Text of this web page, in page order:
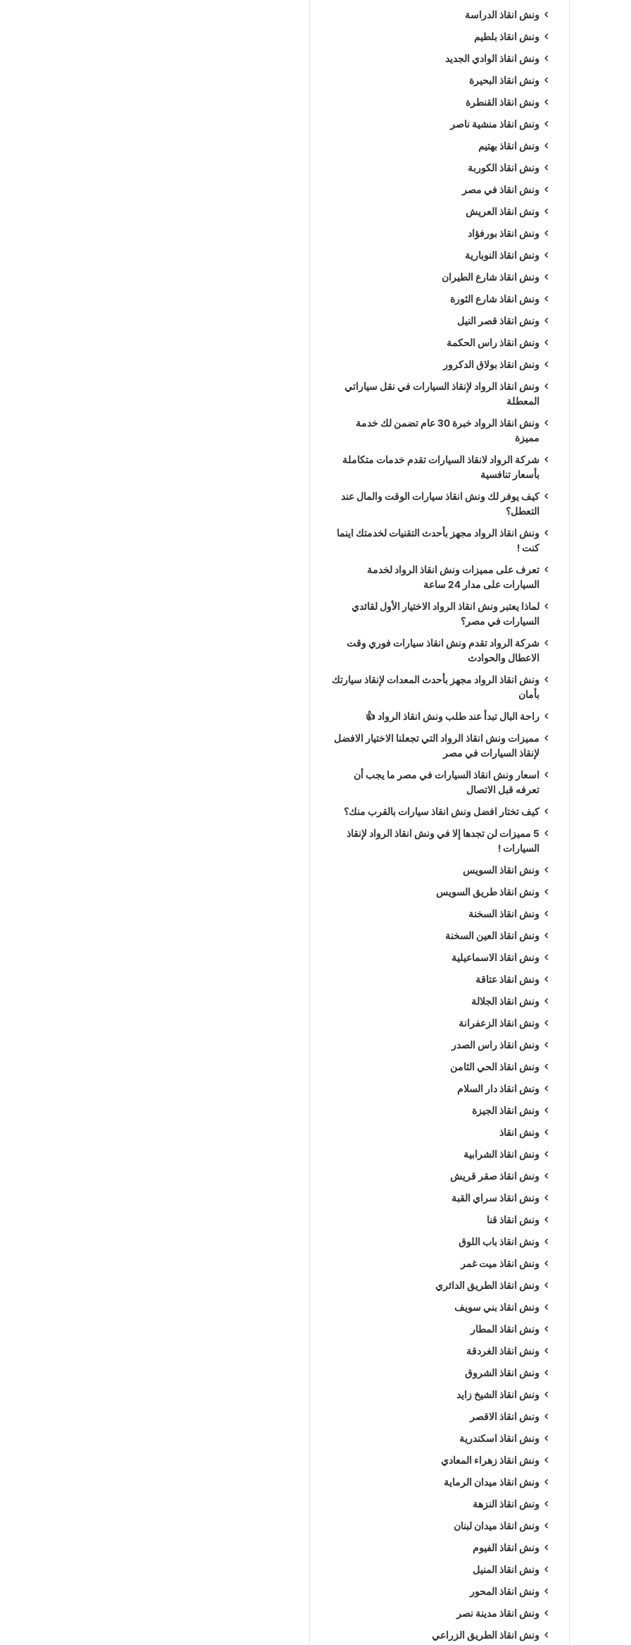
ونش انقاذ الدراسة
ونش انقاذ بلطيم
ونش انقاذ الوادي الجديد
ونش انقاذ البحيرة
ونش انقاذ القنطرة
ونش انقاذ منشية ناصر
ونش انقاذ بهتيم
ونش انقاذ الكوربة
ونش انقاذ في مصر
ونش انقاذ العريش
ونش انقاذ بورفؤاد
ونش انقاذ النوبارية
ونش انقاذ شارع الطيران
ونش انقاذ شارع الثورة
ونش انقاذ قصر النيل
ونش انقاذ راس الحكمة
ونش انقاذ بولاق الدكرور
ونش انقاذ الرواد لإنقاذ السيارات في نقل سياراتي
المعطلة
ونش انقاذ الرواد خبرة 30 عام تضمن لك خدمة
مميزة
شركة الرواد لانقاذ السيارات تقدم خدمات متكاملة
بأسعار تنافسية
كيف يوفر لك ونش انقاذ سيارات الوقت والمال عند
التعطل؟
ونش انقاذ الرواد مجهز بأحدث التقنيات لخدمتك اينما
كنت !
تعرف على مميزات ونش انقاذ الرواد لخدمة
السيارات على مدار 24 ساعة
لماذا يعتبر ونش انقاذ الرواد الاختيار الأول لقائدي
السيارات في مصر؟
شركة الرواد تقدم ونش انقاذ سيارات فوري وقت
الاعطال والحوادث
ونش انقاذ الرواد مجهز بأحدث المعدات لإنقاذ سيارتك
بأمان
راحة البال تبدأ عند طلب ونش انقاذ الرواد 👍
مميزات ونش انقاذ الرواد التي تجعلنا الاختيار الافضل
لإنقاذ السيارات في مصر
اسعار ونش انقاذ السيارات في مصر ما يجب أن
تعرفه قبل الاتصال
كيف تختار افضل ونش انقاذ سيارات بالقرب منك؟
5 مميزات لن تجدها إلا في ونش انقاذ الرواد لإنقاذ
السيارات !
ونش انقاذ السويس
ونش انقاذ طريق السويس
ونش انقاذ السخنة
ونش انقاذ العين السخنة
ونش انقاذ الاسماعيلية
ونش انقاذ عتاقة
ونش انقاذ الجلالة
ونش انقاذ الزعفرانة
ونش انقاذ راس الصدر
ونش انقاذ الحي الثامن
ونش انقاذ دار السلام
ونش انقاذ الجيزة
ونش انقاذ
ونش انقاذ الشرابية
ونش انقاذ صقر قريش
ونش انقاذ سراي القبة
ونش انقاذ قنا
ونش انقاذ باب اللوق
ونش انقاذ ميت غمر
ونش انقاذ الطريق الدائري
ونش انقاذ بني سويف
ونش انقاذ المطار
ونش انقاذ الغردقة
ونش انقاذ الشروق
ونش انقاذ الشيخ زايد
ونش انقاذ الاقصر
ونش انقاذ اسكندرية
ونش انقاذ زهراء المعادي
ونش انقاذ ميدان الرماية
ونش انقاذ النزهة
ونش انقاذ ميدان لبنان
ونش انقاذ الفيوم
ونش انقاذ المنيل
ونش انقاذ المحور
ونش انقاذ مدينة نصر
ونش انقاذ الطريق الزراعي